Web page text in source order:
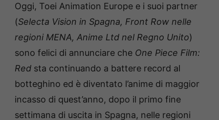
Oggi, Toei Animation Europe e i suoi partner
(Selecta Vision in Spagna, Front Row nelle
regioni MENA, Anime Ltd nel Regno Unito)
sono felici di annunciare che One Piece Film:
Red sta continuando a battere record al
botteghino ed è diventato l’anime di maggior
incasso di quest’anno, dopo il primo fine
settimana di uscita in Spagna, nelle regioni